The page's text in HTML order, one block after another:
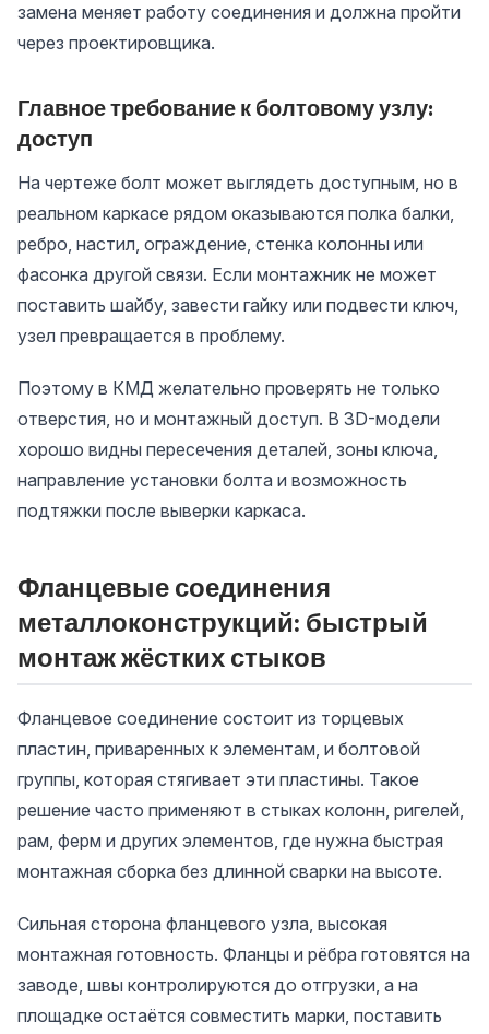
замена меняет работу соединения и должна пройти
через проектировщика.
Главное требование к болтовому узлу:
доступ
На чертеже болт может выглядеть доступным, но в
реальном каркасе рядом оказываются полка балки,
ребро, настил, ограждение, стенка колонны или
фасонка другой связи. Если монтажник не может
поставить шайбу, завести гайку или подвести ключ,
узел превращается в проблему.
Поэтому в КМД желательно проверять не только
отверстия, но и монтажный доступ. В 3D-модели
хорошо видны пересечения деталей, зоны ключа,
направление установки болта и возможность
подтяжки после выверки каркаса.
Фланцевые соединения
металлоконструкций: быстрый
монтаж жёстких стыков
Фланцевое соединение состоит из торцевых
пластин, приваренных к элементам, и болтовой
группы, которая стягивает эти пластины. Такое
решение часто применяют в стыках колонн, ригелей,
рам, ферм и других элементов, где нужна быстрая
монтажная сборка без длинной сварки на высоте.
Сильная сторона фланцевого узла, высокая
монтажная готовность. Фланцы и рёбра готовятся на
заводе, швы контролируются до отгрузки, а на
площадке остаётся совместить марки, поставить